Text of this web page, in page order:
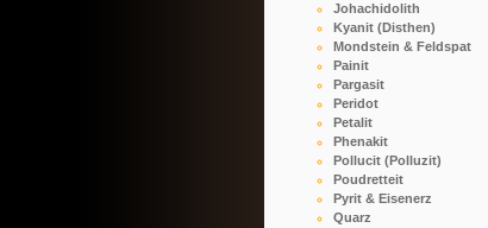
Johachidolith
Kyanit (Disthen)
Mondstein & Feldspat
Painit
Pargasit
Peridot
Petalit
Phenakit
Pollucit (Polluzit)
Poudretteit
Pyrit & Eisenerz
Quarz